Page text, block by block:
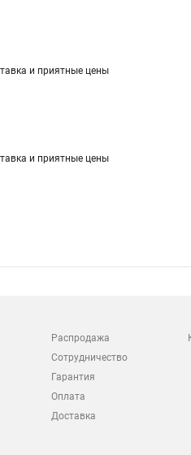
и приятные цены
и приятные цены
Распродажа
Сотрудничество
Гарантия
Оплата
Доставка